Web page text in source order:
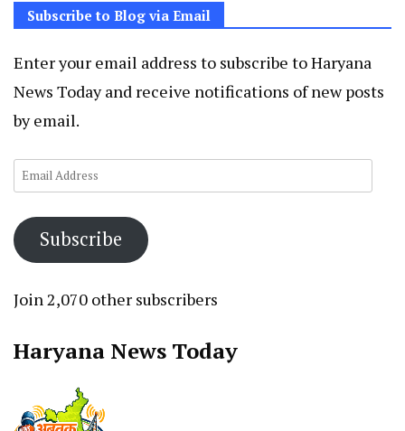
Subscribe to Blog via Email
Enter your email address to subscribe to Haryana
News Today and receive notifications of new posts
by email.
Email
Subscribe
Join 2,070 other subscribers
Haryana News Today